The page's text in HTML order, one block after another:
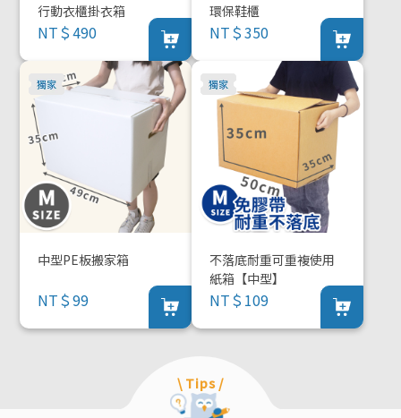
行動衣櫃掛衣箱
NT＄490
環保鞋櫃
NT＄350
中型PE板搬家箱
NT＄99
不落底耐重可重複使用
紙箱【中型】
NT＄109
\ Tips /